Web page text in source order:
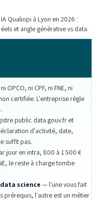
Qualiopi à Lyon en 2026 :
et angle générative vs data.
OPCO, ni CPF, ni FNE, ni
certifiée. L'entreprise règle
public data.gouv.fr et
d'activité, date,
suffit pas.
jour en intra, 800 à 1 500 €
le reste à charge tombe
science — l'une vous fait
prérequis, l'autre est un métier